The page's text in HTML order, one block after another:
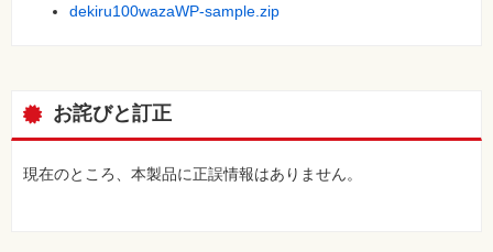
dekiru100wazaWP-sample.zip
お詫びと訂正
現在のところ、本製品に正誤情報はありません。